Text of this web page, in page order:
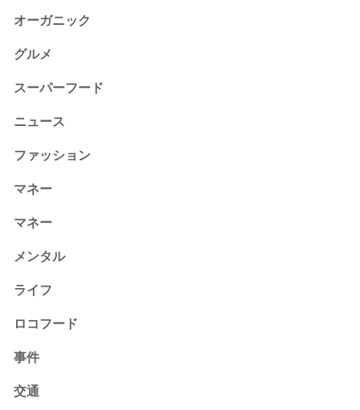
オーガニック
グルメ
スーパーフード
ニュース
ファッション
マネー
マネー
メンタル
ライフ
ロコフード
事件
交通